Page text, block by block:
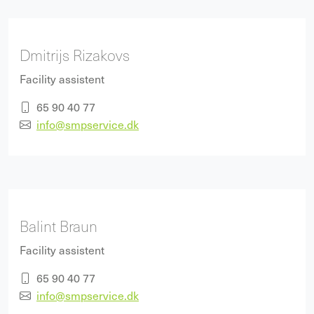
Dmitrijs Rizakovs
Facility assistent
65 90 40 77
info@smpservice.dk
Balint Braun
Facility assistent
65 90 40 77
info@smpservice.dk